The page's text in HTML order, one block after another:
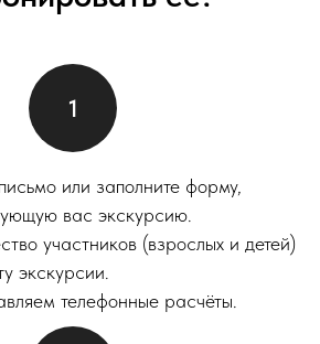
или заполните форму,
вас экскурсию.
участников (взрослых и детей)
экскурсии.
телефонные расчёты.